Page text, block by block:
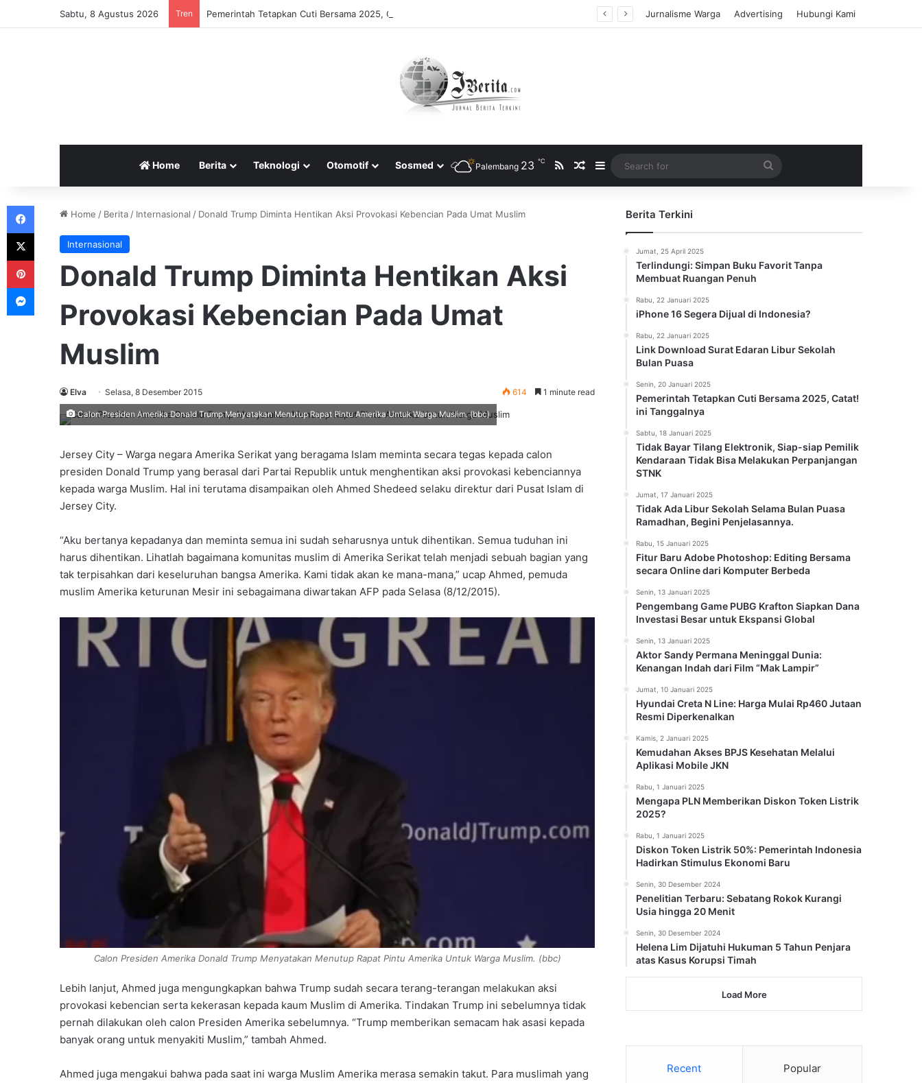
Sabtu, 8 Agustus 2026 Tren Pemerintah Tetapkan Cuti Bersama 2025, Catat! ini Tanggalnya Jurnalisme Warga Advertising Hubungi Kami
Home Berita Teknologi Otomotif Sosmed Palembang 23 ℃ RSSRandom Article
Sidebar
for
Home / Berita / Internasional / Donald Trump Diminta Hentikan Aksi Provokasi Kebencian Pada Umat Muslim
Internasional
Donald Trump Diminta Hentikan Aksi
Provokasi Kebencian Pada Umat
Muslim
Elva Selasa, 8 Desember 2015 614 1 minute read
Calon Presiden Amerika Donald Trump Menyatakan Menutup Rapat Pintu Amerika Untuk Warga Muslim. (bbc)
Jersey City – Warga negara Amerika Serikat yang beragama Islam meminta secara tegas kepada calon
presiden Donald Trump yang berasal dari Partai Republik untuk menghentikan aksi provokasi kebenciannya
kepada warga Muslim. Hal ini terutama disampaikan oleh Ahmed Shedeed selaku direktur dari Pusat Islam di
Jersey City.
“Aku bertanya kepadanya dan meminta semua ini sudah seharusnya untuk dihentikan. Semua tuduhan ini
harus dihentikan. Lihatlah bagaimana komunitas muslim di Amerika Serikat telah menjadi sebuah bagian yang
tak terpisahkan dari keseluruhan bangsa Amerika. Kami tidak akan ke mana-mana,” ucap Ahmed, pemuda
muslim Amerika keturunan Mesir ini sebagaimana diwartakan AFP pada Selasa (8/12/2015).
Calon Presiden Amerika Donald Trump Menyatakan Menutup Rapat Pintu Amerika Untuk Warga Muslim. (bbc)
Lebih lanjut, Ahmed juga mengungkapkan bahwa Trump sudah secara terang-terangan melakukan aksi
provokasi kebencian serta kekerasan kepada kaum Muslim di Amerika. Tindakan Trump ini sebelumnya tidak
pernah dilakukan oleh calon Presiden Amerika sebelumnya. “Trump memberikan semacam hak asasi kepada
banyak orang untuk menyakiti Muslim,” tambah Ahmed.
Ahmed juga mengakui bahwa pada saat ini warga Muslim Amerika merasa semakin takut. Para muslimah yang
Berita Terkini
Jumat, 25 April 2025
Terlindungi: Simpan Buku Favorit Tanpa
Membuat Ruangan Penuh
Rabu, 22 Januari 2025
iPhone 16 Segera Dijual di Indonesia?
Rabu, 22 Januari 2025
Link Download Surat Edaran Libur Sekolah
Bulan Puasa
Senin, 20 Januari 2025
Pemerintah Tetapkan Cuti Bersama 2025, Catat!
ini Tanggalnya
Sabtu, 18 Januari 2025
Tidak Bayar Tilang Elektronik, Siap-siap Pemilik
Kendaraan Tidak Bisa Melakukan Perpanjangan
STNK
Jumat, 17 Januari 2025
Tidak Ada Libur Sekolah Selama Bulan Puasa
Ramadhan, Begini Penjelasannya.
Rabu, 15 Januari 2025
Fitur Baru Adobe Photoshop: Editing Bersama
secara Online dari Komputer Berbeda
Senin, 13 Januari 2025
Pengembang Game PUBG Krafton Siapkan Dana
Investasi Besar untuk Ekspansi Global
Senin, 13 Januari 2025
Aktor Sandy Permana Meninggal Dunia:
Kenangan Indah dari Film “Mak Lampir”
Jumat, 10 Januari 2025
Hyundai Creta N Line: Harga Mulai Rp460 Jutaan
Resmi Diperkenalkan
Kamis, 2 Januari 2025
Kemudahan Akses BPJS Kesehatan Melalui
Aplikasi Mobile JKN
Rabu, 1 Januari 2025
Mengapa PLN Memberikan Diskon Token Listrik
2025?
Rabu, 1 Januari 2025
Diskon Token Listrik 50%: Pemerintah Indonesia
Hadirkan Stimulus Ekonomi Baru
Senin, 30 Desember 2024
Penelitian Terbaru: Sebatang Rokok Kurangi
Usia hingga 20 Menit
Senin, 30 Desember 2024
Helena Lim Dijatuhi Hukuman 5 Tahun Penjara
atas Kasus Korupsi Timah
Load More
Recent Popular
Facebook
X
Pinterest
Messenger